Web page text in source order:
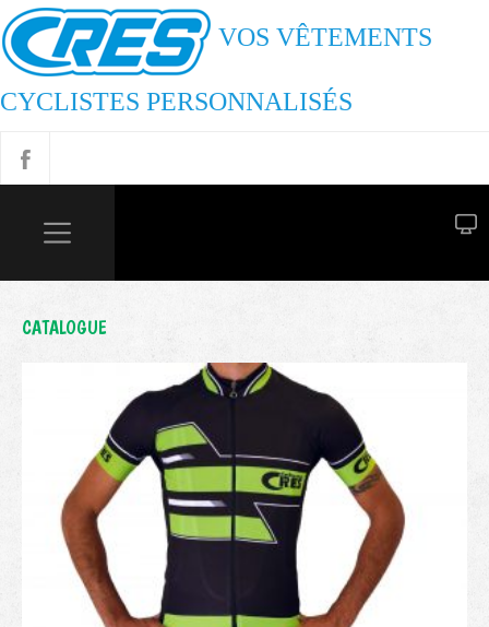
VOS VÊTEMENTS
CYCLISTES PERSONNALISÉS
CATALOGUE